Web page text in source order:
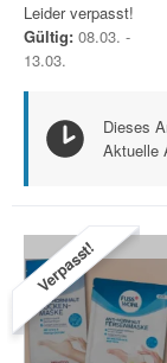
Leider verpasst!
Gültig: 08.03. -
13.03.
Dieses
Aktuelle
Verpasst!